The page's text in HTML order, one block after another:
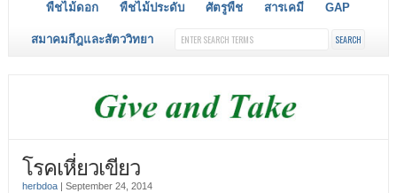
พืชไม้ดอก พืชไม้ประดับ ศัตรูพืช สารเคมี GAP
สมาคมกีฎและสัตววิทยา
โรคเหี่ยวเขียว
herbdoa| September 24, 2014